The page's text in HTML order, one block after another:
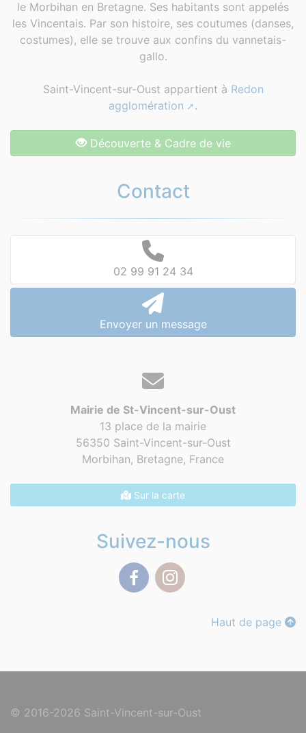
le Morbihan en Bretagne. Ses habitants sont appelés
les Vincentais. Par son histoire, ses coutumes (danses,
costumes), elle se trouve aux confins du vannetais-
gallo.
Saint-Vincent-sur-Oust appartient à Redon
agglomération
.
Découverte & Cadre de vie
Contact
02 99 91 24 34
Envoyer un message
Mairie de St-Vincent-sur-Oust
13 place de la mairie
56350 Saint-Vincent-sur-Oust
Morbihan, Bretagne, France
Sur la carte
Suivez-nous
Haut de page
© 2016-2026 Saint-Vincent-sur-Oust